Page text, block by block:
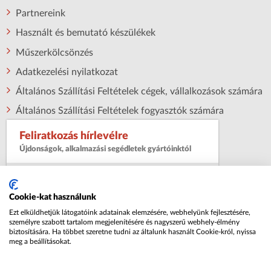
Partnereink
Használt és bemutató készülékek
Műszerkölcsönzés
Adatkezelési nyilatkozat
Általános Szállítási Feltételek cégek, vállalkozások számára
Általános Szállítási Feltételek fogyasztók számára
Feliratkozás hírlevélre
Újdonságok, alkalmazási segédletek gyártóinktól
Email cím:
Azadatkezelési nyilatkozatot
Cookie-kat használunk
Ezt elküldhetjük látogatóink adatainak elemzésére, webhelyünk fejlesztésére,
személyre szabott tartalom megjelenítésére és nagyszerű webhely-élmény
biztosítására. Ha többet szeretne tudni az általunk használt Cookie-król, nyissa
meg a beállításokat.